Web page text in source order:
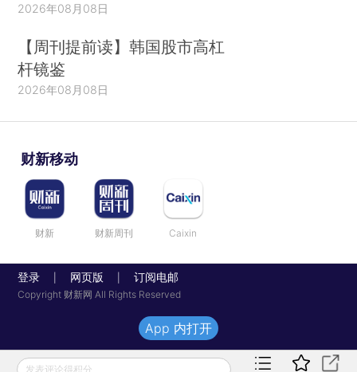
2026年08月08日
【周刊提前读】韩国股市高杠
杆镜鉴
2026年08月08日
财新移动
财新 财新周刊 Caixin
登录 网页版 订阅电邮
Copyright 财新网 All Rights Reserved
发表评论得积分
App 内打开